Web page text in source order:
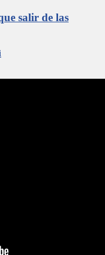
salir de las